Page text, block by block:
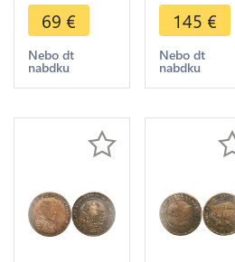
Lille
Phalempin
Cysoing
Wavrin
1646
69 €
Nebo dt
nabdku
Spanish
Netherlands
Philippe IV
art Zc BVRG
145 €
Nebo dt
nabdku